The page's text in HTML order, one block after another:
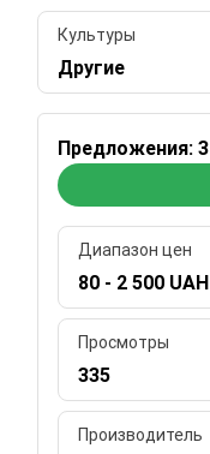
Культуры
Другие
Предложения: 3
Диапазон цен
80 - 2 500 UAH
Просмотры
335
Производитель